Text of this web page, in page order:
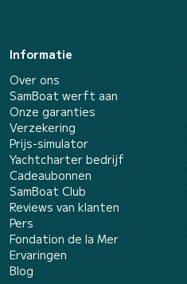
Informatie
Over ons
SamBoat werft aan
Onze garanties
Verzekering
Prijs-simulator
Yachtcharter bedrijf
Cadeaubonnen
SamBoat Club
Reviews van klanten
Pers
Fondation de la Mer
Ervaringen
Blog